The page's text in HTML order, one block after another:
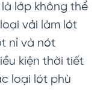
lớp không thể
vải làm lót
nỉ và nót
kiện thời tiết
loại lót phù